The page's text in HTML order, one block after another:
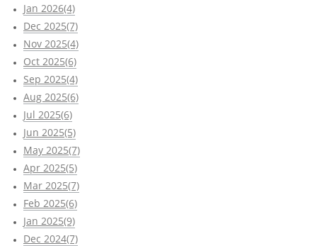
Jan 2026(4)
Dec 2025(7)
Nov 2025(4)
Oct 2025(6)
Sep 2025(4)
Aug 2025(6)
Jul 2025(6)
Jun 2025(5)
May 2025(7)
Apr 2025(5)
Mar 2025(7)
Feb 2025(6)
Jan 2025(9)
Dec 2024(7)